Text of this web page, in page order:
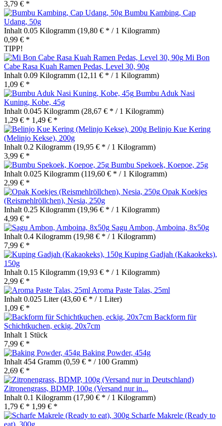
3,79 € *
Bumbu Kambing, Cap
Udang, 50g
Inhalt 0.05 Kilogramm (19,80 € * / 1 Kilogramm)
0,99 € *
TIPP!
Mi Bon
Cabe Rasa Kuah Ramen Pedas, Level 30, 90g
Inhalt 0.09 Kilogramm (12,11 € * / 1 Kilogramm)
1,09 € *
Bumbu Aduk Nasi
Kuning, Kobe, 45g
Inhalt 0.045 Kilogramm (28,67 € * / 1 Kilogramm)
1,29 € * 1,49 € *
Belinjo Kue Kering
(Melinjo Kekse), 200g
Inhalt 0.2 Kilogramm (19,95 € * / 1 Kilogramm)
3,99 € *
Bumbu Spekoek, Koepoe, 25g
Inhalt 0.025 Kilogramm (119,60 € * / 1 Kilogramm)
2,99 € *
Opak Koekjes
(Reismehlröllchen), Nesia, 250g
Inhalt 0.25 Kilogramm (19,96 € * / 1 Kilogramm)
4,99 € *
Sagu Ambon, Amboina, 8x50g
Inhalt 0.4 Kilogramm (19,98 € * / 1 Kilogramm)
7,99 € *
Kuping Gadjah (Kakaokeks),
150g
Inhalt 0.15 Kilogramm (19,93 € * / 1 Kilogramm)
2,99 € *
Aroma Paste Talas, 25ml
Inhalt 0.025 Liter(43,60 € * / 1 Liter)
1,09 € *
Backform für
Schichtkuchen, eckig, 20x7cm
Inhalt 1 Stück
7,99 € *
Baking Powder, 454g
Inhalt 454 Gramm (0,59 € * / 100 Gramm)
2,69 € *
Zitronengrass, BDMP, 100g (Versand nur in...
Inhalt 0.1 Kilogramm (17,90 € * / 1 Kilogramm)
1,79 € * 1,99 € *
Scharfe Makrele (Ready to
eat), 300g